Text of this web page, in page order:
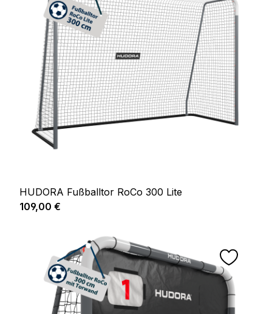
HUDORA Fußballtor RoCo 300 Lite
Regulärer Preis:
109,00 €